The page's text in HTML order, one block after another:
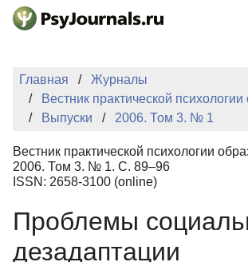
Перейти к основному содержанию
НОВОСТИ
ИЗДАНИЯ
АВТОРЫ
БАЗА ЗНАНИЙ
КЛЮЧЕВЫЕ СЛОВА
Регистрация
Главная
Журналы
Вестник практической
Выпуски
2006. Том 3. № 1
Вестник практической психологии
2006. Том 3. № 1. С. 89–96
ISSN: 2658-3100 (online)
Проблемы
дезадаптации